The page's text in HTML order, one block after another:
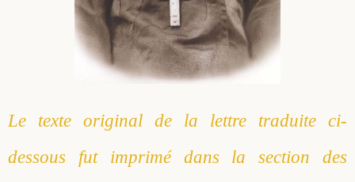
Le texte original de la lettre traduite ci-
dessous fut imprimé dans la section des